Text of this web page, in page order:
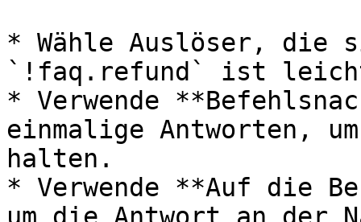
* Wähle Auslöser, die
`!faq.refund` ist
* Verwende
einmalige Antworten,
halten.
* Verwende **Auf die